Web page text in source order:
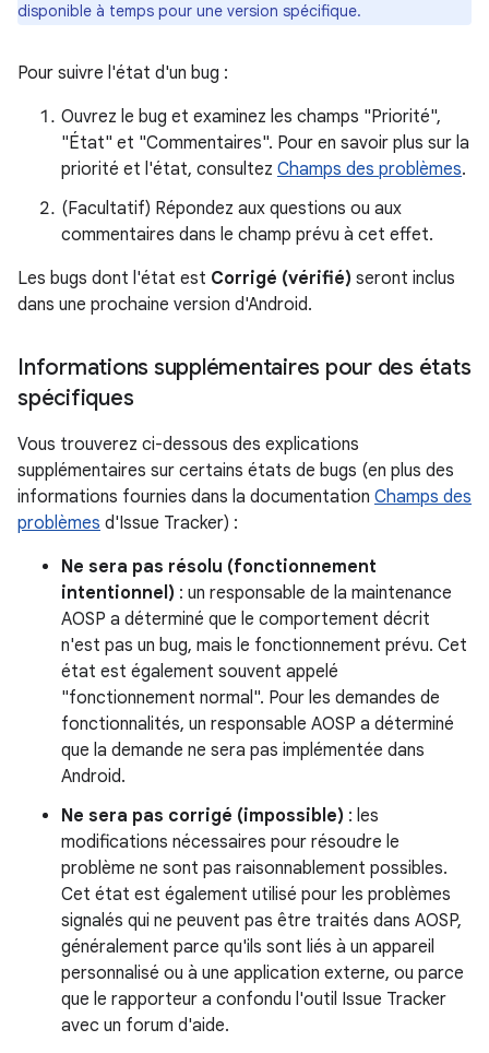
disponible à temps pour une version spécifique.
Pour suivre l'état d'un bug :
Ouvrez le bug et examinez les champs "Priorité",
"État" et "Commentaires". Pour en savoir plus sur la
priorité et l'état, consultez Champs des problèmes.
(Facultatif) Répondez aux questions ou aux
commentaires dans le champ prévu à cet effet.
Les bugs dont l'état est Corrigé (vérifié) seront inclus
dans une prochaine version d'Android.
Informations supplémentaires pour des états
spécifiques
Vous trouverez ci-dessous des explications
supplémentaires sur certains états de bugs (en plus des
informations fournies dans la documentation Champs des
problèmes d'Issue Tracker) :
Ne sera pas résolu (fonctionnement
intentionnel) : un responsable de la maintenance
AOSP a déterminé que le comportement décrit
n'est pas un bug, mais le fonctionnement prévu. Cet
état est également souvent appelé
"fonctionnement normal". Pour les demandes de
fonctionnalités, un responsable AOSP a déterminé
que la demande ne sera pas implémentée dans
Android.
Ne sera pas corrigé (impossible) : les
modifications nécessaires pour résoudre le
problème ne sont pas raisonnablement possibles.
Cet état est également utilisé pour les problèmes
signalés qui ne peuvent pas être traités dans AOSP,
généralement parce qu'ils sont liés à un appareil
personnalisé ou à une application externe, ou parce
que le rapporteur a confondu l'outil Issue Tracker
avec un forum d'aide.